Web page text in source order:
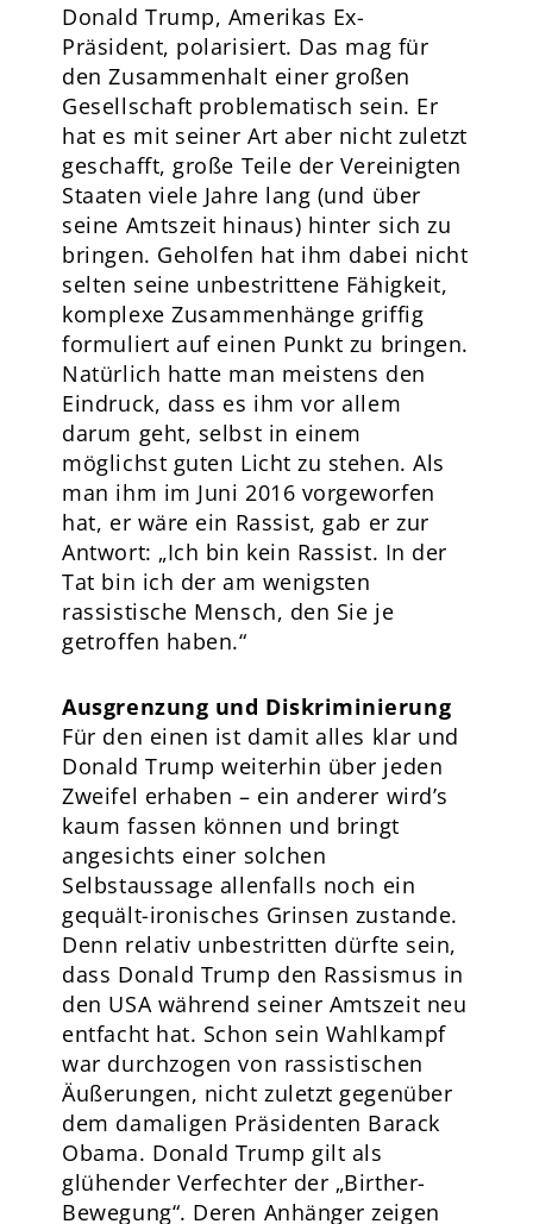
Donald Trump, Amerikas Ex-
Präsident, polarisiert. Das mag für
den Zusammenhalt einer großen
Gesellschaft problematisch sein. Er
hat es mit seiner Art aber nicht zuletzt
geschafft, große Teile der Vereinigten
Staaten viele Jahre lang (und über
seine Amtszeit hinaus) hinter sich zu
bringen. Geholfen hat ihm dabei nicht
selten seine unbestrittene Fähigkeit,
komplexe Zusammenhänge griffig
formuliert auf einen Punkt zu bringen.
Natürlich hatte man meistens den
Eindruck, dass es ihm vor allem
darum geht, selbst in einem
möglichst guten Licht zu stehen. Als
man ihm im Juni 2016 vorgeworfen
hat, er wäre ein Rassist, gab er zur
Antwort: „Ich bin kein Rassist. In der
Tat bin ich der am wenigsten
rassistische Mensch, den Sie je
getroffen haben.“
Ausgrenzung und Diskriminierung
Für den einen ist damit alles klar und
Donald Trump weiterhin über jeden
Zweifel erhaben – ein anderer wird’s
kaum fassen können und bringt
angesichts einer solchen
Selbstaussage allenfalls noch ein
gequält-ironisches Grinsen zustande.
Denn relativ unbestritten dürfte sein,
dass Donald Trump den Rassismus in
den USA während seiner Amtszeit neu
entfacht hat. Schon sein Wahlkampf
war durchzogen von rassistischen
Äußerungen, nicht zuletzt gegenüber
dem damaligen Präsidenten Barack
Obama. Donald Trump gilt als
glühender Verfechter der „Birther-
Bewegung“. Deren Anhänger zeigen